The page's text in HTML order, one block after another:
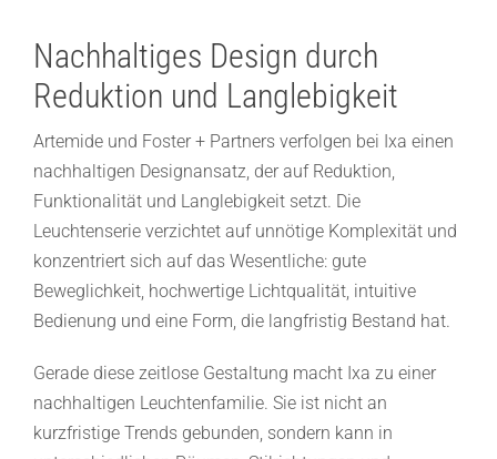
Nachhaltiges Design durch
Reduktion und Langlebigkeit
Artemide und Foster + Partners verfolgen bei Ixa einen
nachhaltigen Designansatz, der auf Reduktion,
Funktionalität und Langlebigkeit setzt. Die
Leuchtenserie verzichtet auf unnötige Komplexität und
konzentriert sich auf das Wesentliche: gute
Beweglichkeit, hochwertige Lichtqualität, intuitive
Bedienung und eine Form, die langfristig Bestand hat.
Gerade diese zeitlose Gestaltung macht Ixa zu einer
nachhaltigen Leuchtenfamilie. Sie ist nicht an
kurzfristige Trends gebunden, sondern kann in